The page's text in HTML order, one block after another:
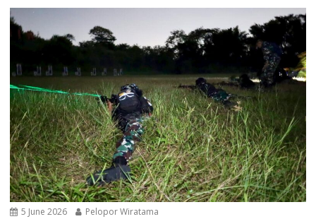
5 June 2026 Pelopor Wiratama